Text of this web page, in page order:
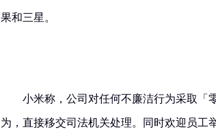
果和三星。
小米称，公司对任何不廉洁行为采取「
为，直接移交司法机关处理。同时欢迎员工